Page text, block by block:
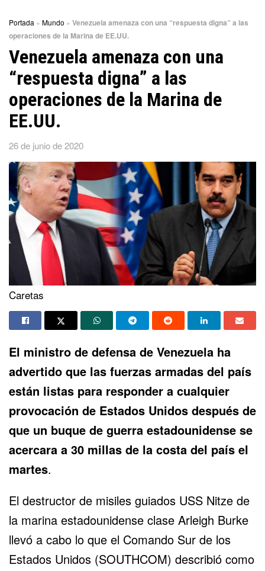
Portada » Mundo » Venezuela amenaza con una “respuesta digna” a las
operaciones de la Marina de EE.UU.
Venezuela amenaza con una
“respuesta digna” a las
operaciones de la Marina de
EE.UU.
26 de junio de 2020
Caretas
El ministro de defensa de Venezuela ha
advertido que las fuerzas armadas del país
están listas para responder a cualquier
provocación de Estados Unidos después de
que un buque de guerra estadounidense se
acercara a 30 millas de la costa del país el
martes.
El destructor de misiles guiados USS Nitze de
la marina estadounidense clase Arleigh Burke
llevó a cabo lo que el Comando Sur de los
Estados Unidos (SOUTHCOM) describió como